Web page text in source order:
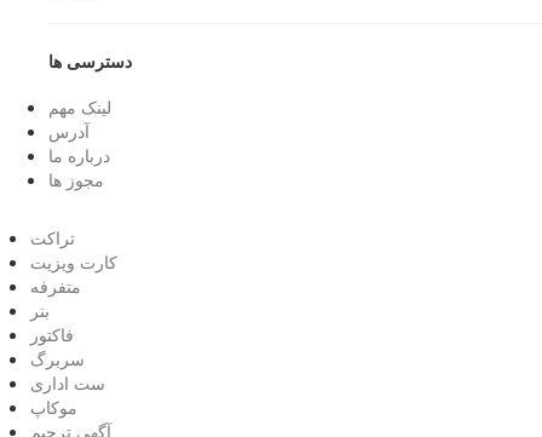
دسترسی ها
لینک مهم
آدرس
درباره ما
مجوز ها
تراکت
کارت ویزیت
متفرفه
بنر
فاکتور
سربرگ
ست اداری
موکاپ
آگهی ترحیم